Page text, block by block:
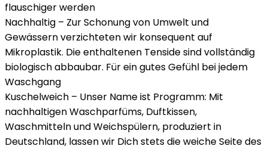
flauschiger werden
Nachhaltig – Zur Schonung von Umwelt und
Gewässern verzichteten wir konsequent auf
Mikroplastik. Die enthaltenen Tenside sind vollständig
biologisch abbaubar. Für ein gutes Gefühl bei jedem
Waschgang
Kuschelweich – Unser Name ist Programm: Mit
nachhaltigen Waschparfüms, Duftkissen,
Waschmitteln und Weichspülern, produziert in
Deutschland, lassen wir Dich stets die weiche Seite des